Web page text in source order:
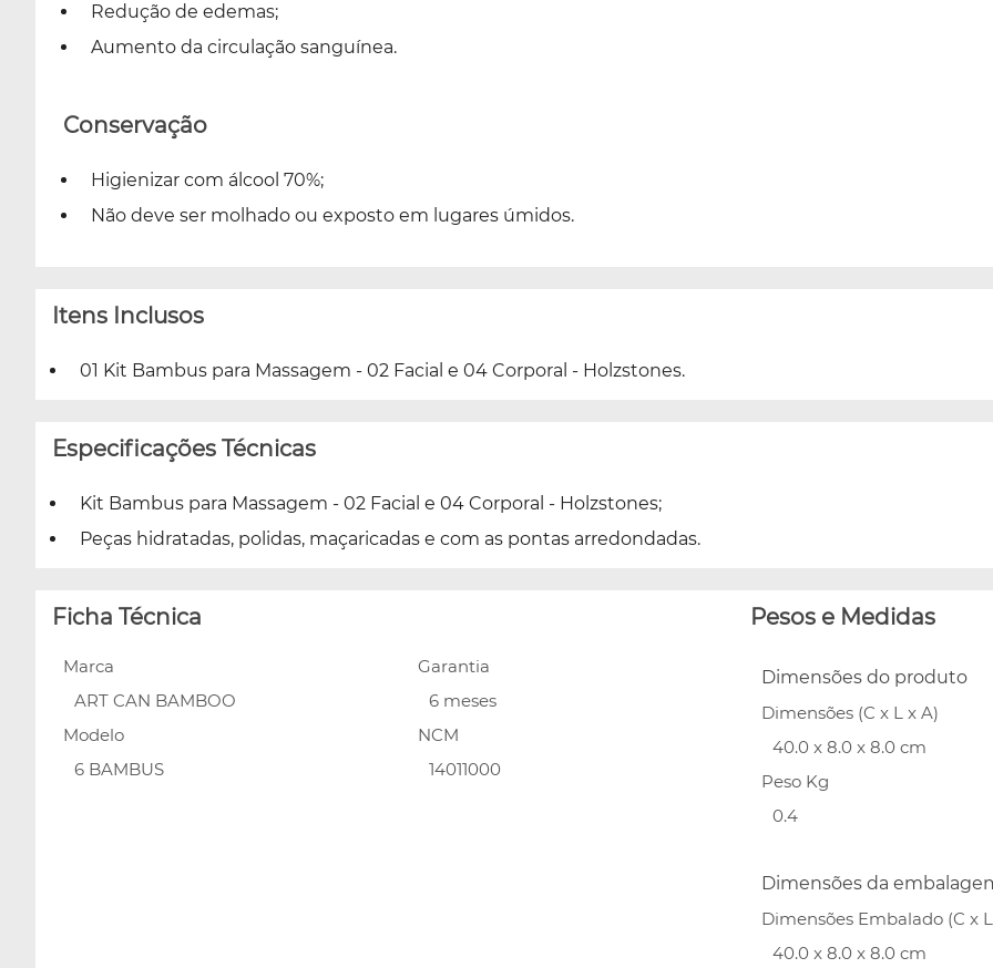
Redução de edemas;
Aumento da circulação sanguínea.
Conservação
Higienizar com álcool 70%;
Não deve ser molhado ou exposto em lugares úmidos.
Itens Inclusos
01 Kit Bambus para Massagem - 02 Facial e 04 Corporal - Holzstones.
Especificações Técnicas
Kit Bambus para Massagem - 02 Facial e 04 Corporal - Holzstones;
Peças hidratadas, polidas, maçaricadas e com as pontas arredondadas.
Ficha Técnica
Marca
ART CAN BAMBOO
Modelo
6 BAMBUS
Garantia
6 meses
NCM
14011000
Pesos e Medidas
Dimensões do produto
Dimensões (C x L x A)
40.0 x 8.0 x 8.0 cm
Peso Kg
0.4
Dimensões da
Dimensões Embalado (C x
40.0 x 8.0 x 8.0 cm